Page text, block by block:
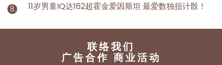
11岁男童IQ达162超霍金爱因斯坦 最爱数独扭计骰！
联络我们
广告合作 商业活动